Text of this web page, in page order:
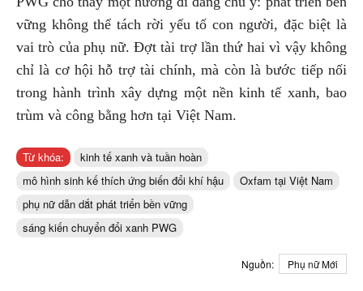
vững không thể tách rời yếu tố con người, đặc biệt là
vai trò của phụ nữ. Đợt tài trợ lần thứ hai vì vậy không
chỉ là cơ hội hỗ trợ tài chính, mà còn là bước tiếp nối
trong hành trình xây dựng một nền kinh tế xanh, bao
trùm và công bằng hơn tại Việt Nam.
Từ khóa:
kinh tế xanh và tuần hoàn
mô hình sinh kế thích ứng biến đổi khí hậu
Oxfam tại Việt Nam
phụ nữ dẫn dắt phát triển bền vững
sáng kiến chuyển đổi xanh PWG
Nguồn: Phụ nữ Mới